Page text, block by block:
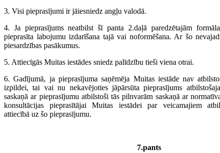
3. Visi pieprasījumi ir jāiesniedz angļu valodā.
4. Ja pieprasījums neatbilst šī panta 2.daļā paredzētajām
pieprasīta labojumu izdarīšana tajā vai noformēšana. Ar šo
piesardzības pasākumus.
5. Attiecīgās Muitas iestādes sniedz palīdzību tieši viena otrai.
6. Gadījumā, ja pieprasījuma saņēmēja Muitas iestāde nav
izpildei, tai vai nu nekavējoties jāpārsūta pieprasījums
saskaņā ar pieprasījumu atbilstoši tās pilnvarām saskaņā ar
konsultācijas pieprasītājai Muitas iestādei par veicamajiem
attiecībā uz šo pieprasījumu.
7.pants